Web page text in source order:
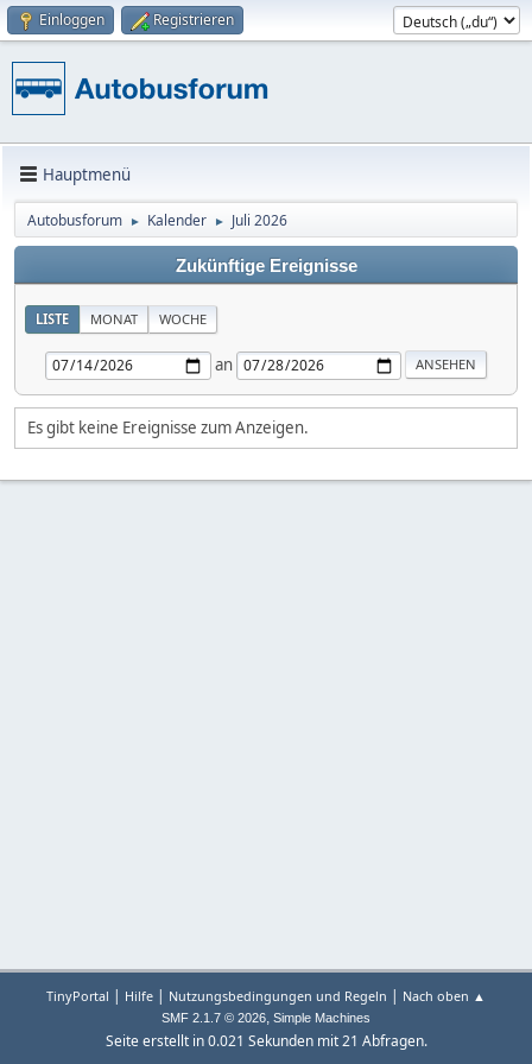
Einloggen Registrieren
Hauptmenü
Autobusforum ► Kalender ► Juli 2026
Zukünftige Ereignisse
LISTE MONAT WOCHE
an
Es gibt keine Ereignisse zum Anzeigen.
TinyPortal | Hilfe | Nutzungsbedingungen und Regeln | Nach oben ▲
SMF 2.1.7 © 2026, Simple Machines
Seite erstellt in 0.021 Sekunden mit 21 Abfragen.